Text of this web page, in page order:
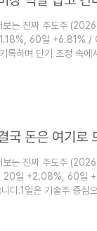
는 진짜 주도주
60일 +6.81% /
며 단기 조정 속에
을 보이는 구간에서는
는 진짜 주도주
일 +2.08%, 60일
다.1일은 기술주 중심
대 강도(Alpha)와 20